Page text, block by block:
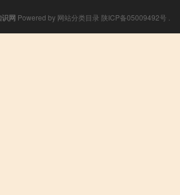
网 Powered by 网站分类目录 陕ICP备05009492号